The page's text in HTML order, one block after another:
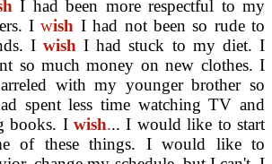
I had been more respectful to my
Iwish I had not been so rude to
I wish I had stuck to my diet. I
so much money on new clothes. I
with my younger brother so
spent less time watching TV and
books. I wish... I would like to start
of these things. I would like to